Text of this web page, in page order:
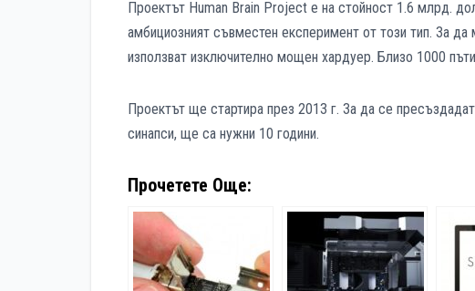
Проектът Human Brain Project е на стойност 1.6 млрд.
амбициозният съвместен експеримент от този тип. За
използват изключително мощен хардуер. Близо 1000
Проектът ще стартира през 2013 г. За да се
синапси, ще са нужни 10 години.
Прочетете Още: